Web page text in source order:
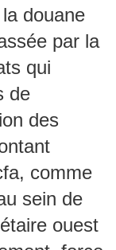
douane
par la
qui
de
des
comme
sein de
ouest